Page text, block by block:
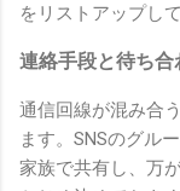
をリストアップし
連絡手段と待ち
通信回線が混み合
ます。SNSのグル
家族で共有し、万